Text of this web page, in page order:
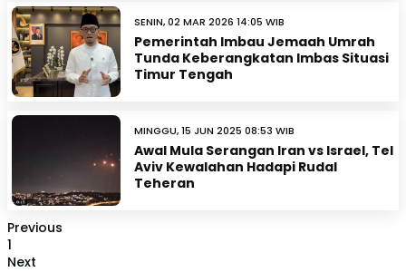
SENIN, 02 MAR 2026 14:05 WIB
Pemerintah Imbau Jemaah Umrah
Tunda Keberangkatan Imbas Situasi
Timur Tengah
MINGGU, 15 JUN 2025 08:53 WIB
Awal Mula Serangan Iran vs Israel, Tel
Aviv Kewalahan Hadapi Rudal
Teheran
Previous
1
Next